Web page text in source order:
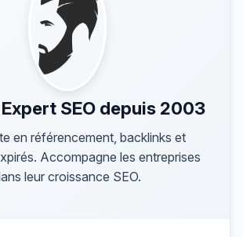
SEO depuis 2003
en référencement, backlinks et
Accompagne les entreprises
leur croissance SEO.